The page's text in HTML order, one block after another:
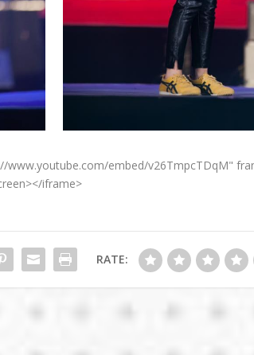
www.youtube.com/embed/v26TmpcTDqM"
iframe>
RATE: